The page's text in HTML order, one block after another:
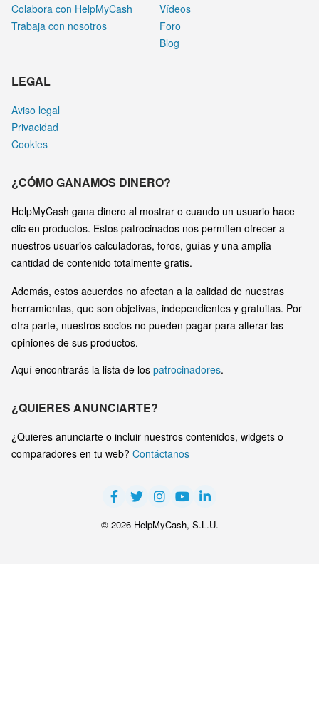
Colabora con HelpMyCash
Trabaja con nosotros
Vídeos
Foro
Blog
LEGAL
Aviso legal
Privacidad
Cookies
¿CÓMO GANAMOS DINERO?
HelpMyCash gana dinero al mostrar o cuando un usuario hace
clic en productos. Estos patrocinados nos permiten ofrecer a
nuestros usuarios calculadoras, foros, guías y una amplia
cantidad de contenido totalmente gratis.
Además, estos acuerdos no afectan a la calidad de nuestras
herramientas, que son objetivas, independientes y gratuitas. Por
otra parte, nuestros socios no pueden pagar para alterar las
opiniones de sus productos.
Aquí encontrarás la lista de los patrocinadores.
¿QUIERES ANUNCIARTE?
¿Quieres anunciarte o incluir nuestros contenidos, widgets o
comparadores en tu web? Contáctanos
© 2026 HelpMyCash, S.L.U.